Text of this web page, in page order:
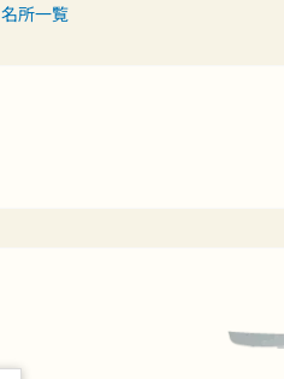
名所一覧